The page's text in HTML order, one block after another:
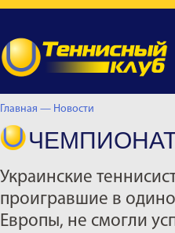
Главная — Новости
Украинские
проигравшие в
Европы, не смогли